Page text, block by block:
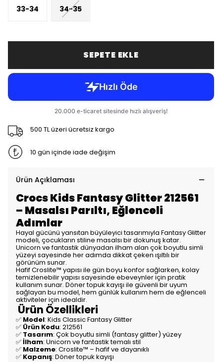
33-34 34-35
SEPETE EKLE
500 TL üzeri ücretsiz kargo
10 gün içinde iade değişim
Ürün Açıklaması
Crocs Kids Fantasy Glitter 212561
– Masalsı Parıltı, Eğlenceli
Adımlar
Hayal gücünü yansıtan büyüleyici tasarımıyla Fantasy Glitter
modeli, çocukların stiline masalsı bir dokunuş katar.
Unicorn ve fantastik dünyadan ilham alan çok boyutlu simli
yüzeyi sayesinde her adımda dikkat çeken ışıltılı bir
görünüm sunar.
Hafif Croslite™ yapısı ile gün boyu konfor sağlarken, kolay
temizlenebilir yapısı sayesinde ebeveynler için pratik
kullanım sunar. Döner topuk kayışı ile güvenli bir uyum
sağlayan bu model, hem günlük kullanım hem de eğlenceli
aktiviteler için idealdir.
Ürün Özellikleri
✅ Model: Kids Classic Fantasy Glitter
✅ Ürün Kodu: 212561
✅ Tasarım: Çok boyutlu simli (fantasy glitter) yüzey
✅İlham: Unicorn ve fantastik temalı stil
✅ Malzeme: Croslite™ – hafif ve dayanıklı
✅ Kapanış: Döner topuk kayışı